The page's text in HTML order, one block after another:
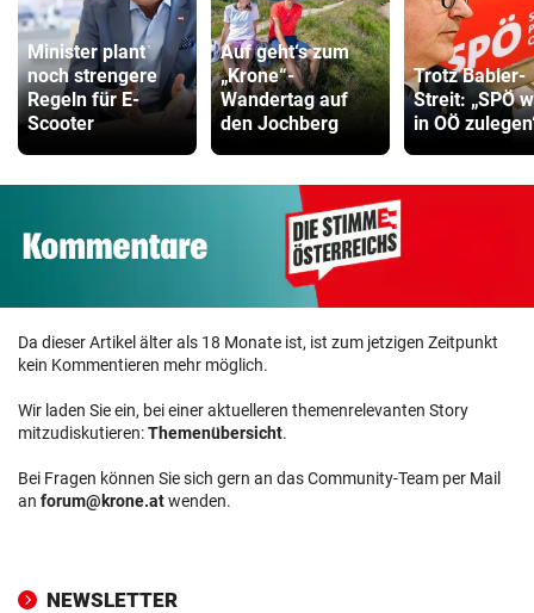
Minister plant
noch strengere
Regeln für E-
Scooter
Auf geht‘s zum
„Krone“-
Wandertag auf
den Jochberg
Trotz Babler-
Streit: „SPÖ
in OÖ
Da dieser Artikel älter als 18 Monate ist, ist zum jetzigen Zeitpunkt
kein Kommentieren mehr möglich.
Wir laden Sie ein, bei einer aktuelleren themenrelevanten Story
mitzudiskutieren:Themenübersicht.
Bei Fragen können Sie sich gern an das Community-Team per Mail
an forum@krone.atwenden.
NEWSLETTER